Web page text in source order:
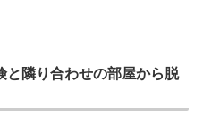
と隣り合わせの部屋から脱